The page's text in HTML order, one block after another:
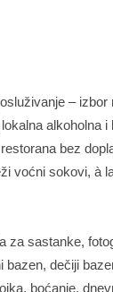
–
alkoholna
bez
voćni sokovi, à
za sastanke,
dečiji
boćanje,